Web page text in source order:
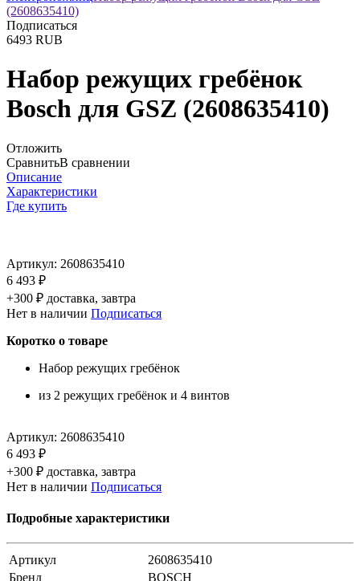
(2608635410)
Подписаться
6493 RUB
Набор режущих гребёнок
Bosch для GSZ (2608635410)
Отложить
СравнитьВ сравнении
Описание
Характеристики
Где купить
Артикул: 2608635410
6 493 ₽
+300 ₽ доставка, завтра
Нет в наличии Подписаться
Коротко о товаре
Набор режущих гребёнок
из 2 режущих гребёнок и 4 винтов
Артикул: 2608635410
6 493 ₽
+300 ₽ доставка, завтра
Нет в наличии Подписаться
Подробные характеристики
Артикул
2608635410
Бренд
BOSCH